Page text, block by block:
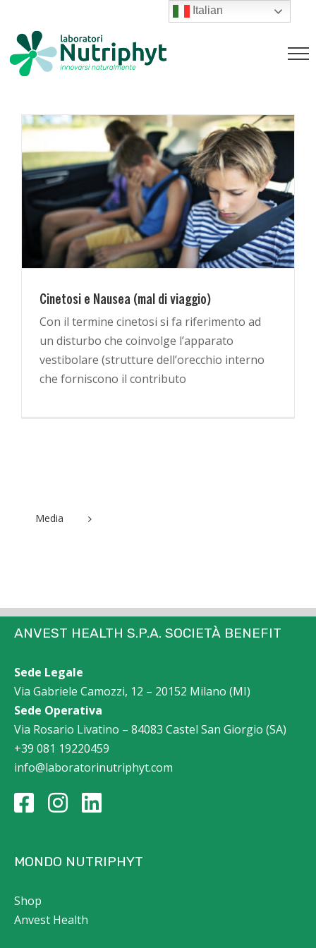
contenutoCinetosi e Nausea (mal di viaggio)
Magazine
Cinetosi e Nausea (mal di viaggio)
Con il termine cinetosi si fa riferimento ad
un disturbo che coinvolge l’apparato
vestibolare (strutture dell’orecchio interno
che forniscono il contributo
Media
ANVEST HEALTH S.P.A. SOCIETÀ BENEFIT
Sede Legale
Via Gabriele Camozzi, 12 – 20152 Milano (MI)
Sede Operativa
Via Rosario Livatino – 84083 Castel San Giorgio (SA)
+39 081 19220459
info@laboratorinutriphyt.com
MONDO NUTRIPHYT
Shop
Anvest Health
Italian